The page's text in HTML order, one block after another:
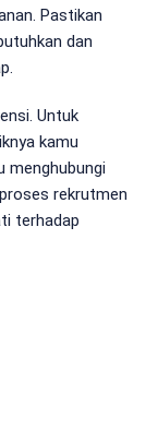
Pastikan
dan
Untuk
kamu
menghubungi
rekrutmen
terhadap